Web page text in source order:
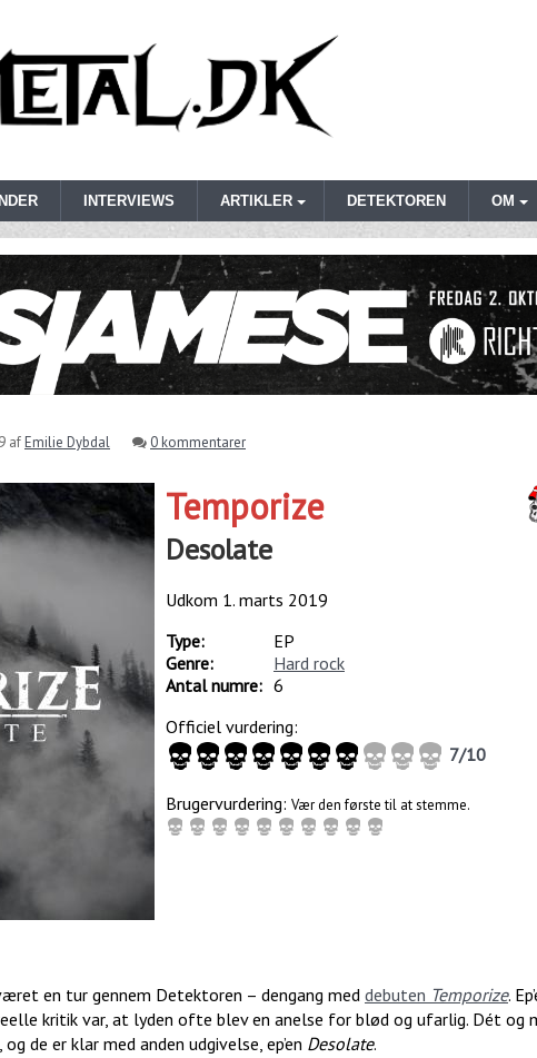
INTERVIEWS ARTIKLER DETEKTOREN OM
afEmilie Dybdal 0 kommentarer
Temporize
Desolate
Udkom 1. marts 2019
Type:
EP
Genre:
Hard rock
Antal numre: 6
Officiel vurdering:
7/10
Brugervurdering: Vær den første til at stemme.
en tur gennem Detektoren – dengang med debuten Temporize.
kritik var, at lyden ofte blev en anelse for blød og ufarlig. Dét og
de er klar med anden udgivelse, ep’en Desolate.